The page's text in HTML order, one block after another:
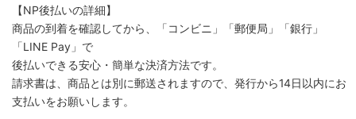
【NP後払いの詳細】
商品の到着を確認してから、「コンビニ」「郵便局」「銀行」
「LINE Pay」で
後払いできる安心・簡単な決済方法です。
請求書は、商品とは別に郵送されますので、発行から14日以内にお
支払いをお願いします。